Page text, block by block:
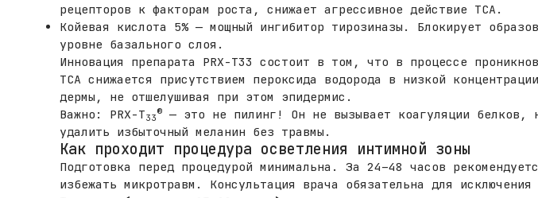
рецепторов к факторам роста, снижает агрессивное действие ТСА.
Койевая кислота 5% — мощный ингибитор тирозиназы. Блокирует
уровне базального слоя.
Инновация препарата PRX-T33 состоит в том, что в процессе
ТСА снижается присутствием пероксида водорода в низкой
дермы, не отшелушивая при этом эпидермис.
Важно: PRX-T33
®— это не пилинг! Он не вызывает коагуляции белков,
удалить избыточный меланин без травмы.
Как проходит процедура осветления интимной зоны
Подготовка перед процедурой минимальна. За 24–48 часов
избежать микротравм. Консультация врача обязательна для